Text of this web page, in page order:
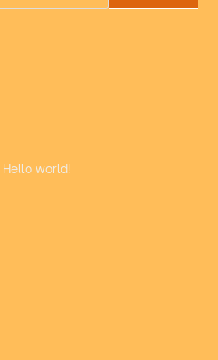
Hello world!